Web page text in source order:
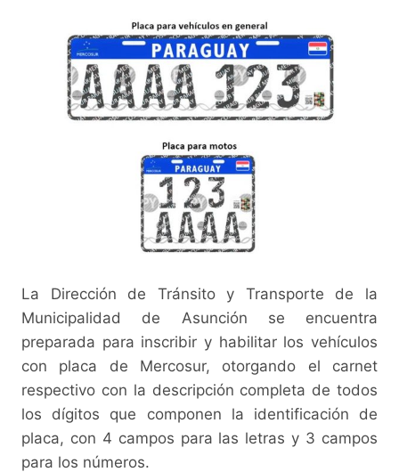
La Dirección de Tránsito y Transporte de la
Municipalidad de Asunción se encuentra
preparada para inscribir y habilitar los vehículos
con placa de Mercosur, otorgando el carnet
respectivo con la descripción completa de todos
los dígitos que componen la identificación de
placa, con 4 campos para las letras y 3 campos
para los números.